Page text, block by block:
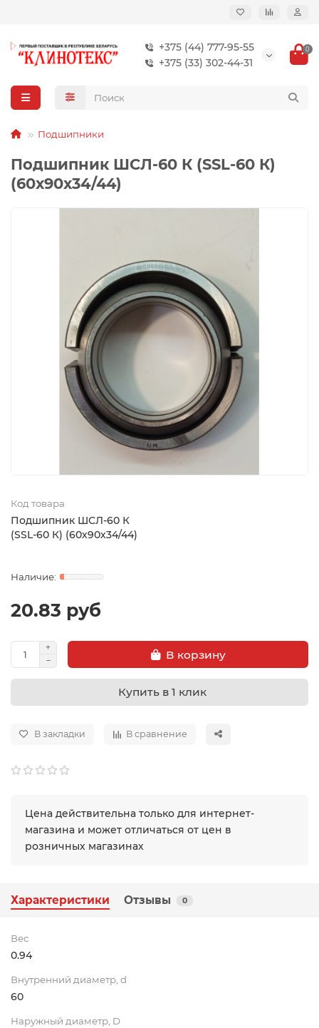
+375 (44) 777-95-55
+375 (33) 302-44-31
0
Подшипники
Подшипник ШСЛ-60 К (SSL-60 К)
(60х90х34/44)
Код товара
Подшипник ШСЛ-60 К
(SSL-60 К) (60х90х34/44)
20.83 руб
В корзину
Купить в 1 клик
В закладки В сравнение
Цена действительна только для интернет-
магазина и может отличаться от цен в
розничных магазинах
Характеристики Отзывы 0
Вес
0.94
Внутренний диаметр, d
60
Наружный диаметр, D